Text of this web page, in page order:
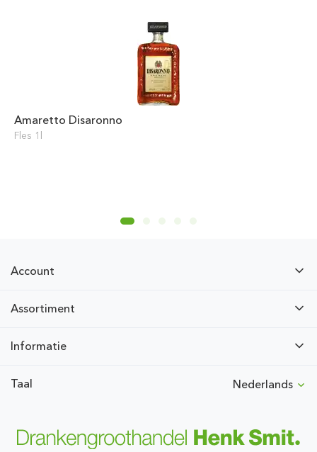
Amaretto Disaronno
Fles 1l
Account
Assortiment
Informatie
Taal Nederlands